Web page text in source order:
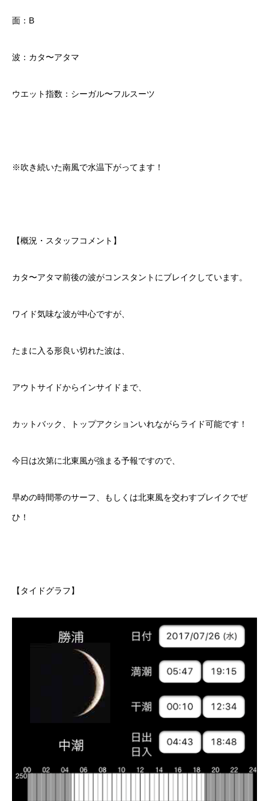
面：B
波：カタ〜アタマ
ウエット指数：シーガル〜フルスーツ
※吹き続いた南風で水温下がってます！
【概況・スタッフコメント】
カタ〜アタマ前後の波がコンスタントにブレイクしています。
ワイド気味な波が中心ですが、
たまに入る形良い切れた波は、
アウトサイドからインサイドまで、
カットバック、トップアクションいれながらライド可能です！
今日は次第に北東風が強まる予報ですので、
早めの時間帯のサーフ、もしくは北東風を交わすブレイクでぜ
ひ！
【タイドグラフ】